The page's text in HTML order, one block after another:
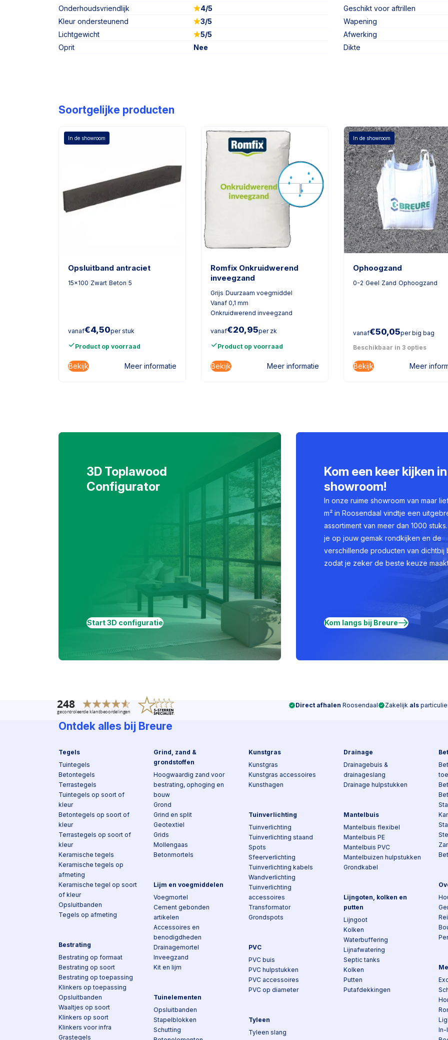
Onderhoudsvriendlijk
4/5
Kleur ondersteunend
3/5
Lichtgewicht
5/5
Oprit
Nee
Geschikt voor aftrillen
Wapening
Afwerking
Dikte
Soortgelijke producten
In de showroom
Opsluitband antraciet
15x100 Zwart Beton 5
vanaf€4,50per stuk
Product op voorraad
Bekijk Meer informatie
Romfix Onkruidwerend
inveegzand
Grijs Duurzaam voegmiddel
Vanaf 0,1 mm
Onkruidwerend inveegzand
vanaf€20,95per zk
Product op voorraad
Bekijk Meer informatie
In de showroom
Ophoogzand
0-2 Geel Zand Ophoogzand
vanaf€50,05per big bag
Beschikbaar in 3 opties
Bekijk Meer
3D Toplawood
Configurator
Start 3D configuratie
Kom een keer kijken
showroom!
In onze ruime showroom van maar
m² in Roosendaal vindtje een
assortiment van meer dan 1000
je op jouw gemak rondkijken en de
verschillende producten van dichtbij
zodat je zeker de beste keuze
Kom langs bij Breure
Direct afhalen Roosendaal Zakelijk als
Ontdek alles bij Breure
Tegels
Tuintegels
Betontegels
Terrastegels
Tuintegels op soort of
kleur
Betontegels op soort of
kleur
Terrastegels op soort of
kleur
Keramische tegels
Keramische tegels op
afmeting
Keramische tegel op soort
of kleur
Opsluitbanden
Tegels op afmeting
Bestrating
Bestrating op formaat
Bestrating op soort
Bestrating op toepassing
Klinkers op toepassing
Opsluitbanden
Waaltjes op soort
Klinkers op soort
Klinkers voor infra
Grastegels
Grind, zand &
grondstoffen
Hoogwaardig zand voor
bestrating, ophoging en
bouw
Grond
Grind en split
Geotextiel
Grids
Mollengaas
Betonmortels
Lijm en voegmiddelen
Voegmortel
Cement gebonden
artikelen
Accessoires en
benodigdheden
Drainagemortel
Inveegzand
Kit en lijm
Tuinelementen
Opsluitbanden
Stapelblokken
Schutting
Kunstgras
Kunstgras
Kunstgras accessoires
Kunsthagen
Tuinverlichting
Tuinverlichting
Tuinverlichting staand
Spots
Sfeerverlichting
Tuinverlichting kabels
Wandverlichting
Tuinverlichting
accessoires
Transformator
Grondspots
PVC
PVC buis
PVC hulpstukken
PVC accessoires
PVC op diameter
Tyleen
Tyleen slang
Drainage
Drainagebuis &
drainageslang
Drainage hulpstukken
Mantelbuis
Mantelbuis flexibel
Mantelbuis PE
Mantelbuis PVC
Mantelbuizen hulpstukken
Grondkabel
Lijngoten, kolken en
putten
Lijngoot
Kolken
Waterbuffering
Lijnafwatering
Septic tanks
Kolken
Putten
Putafdekkingen
In-